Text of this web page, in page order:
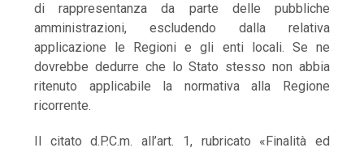
di rappresentanza da parte delle pubbliche
amministrazioni, escludendo dalla relativa
applicazione le Regioni e gli enti locali. Se ne
dovrebbe dedurre che lo Stato stesso non abbia
ritenuto applicabile la normativa alla Regione
ricorrente.
Il citato d.P.C.m. all’art. 1, rubricato «Finalità ed